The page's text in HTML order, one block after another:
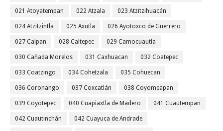
021 Atoyatempan 022 Atzala 023 Atzitzihuacán
024 Atzitzintla 025 Axutla 026 Ayotoxco de Guerrero
027 Calpan 028 Caltepec 029 Camocuautla
030 Cañada Morelos 031 Caxhuacan 032 Coatepec
033 Coatzingo 034 Cohetzala 035 Cohuecan
036 Coronango 037 Coxcatlán 038 Coyomeapan
039 Coyotepec 040 Cuapiaxtla de Madero 041 Cuautempan
042 Cuautinchán 042 Cuayuca de Andrade